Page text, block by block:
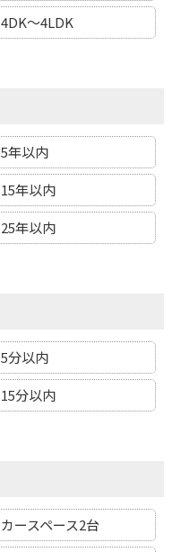
4DK～4LDK
5年以内
15年以内
25年以内
5分以内
15分以内
カースペース2台